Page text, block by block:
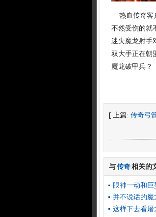
热血传奇客
不然受伤的就
迷失魔龙射手
双大手正在朝
魔龙破甲兵？
[ 上篇: 传奇弓
与传奇相关的
眼神一动和
并不说话的魔
这样下去看屠